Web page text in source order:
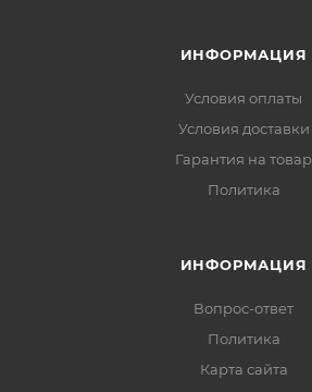
ИНФОРМАЦИЯ
Условия оплаты
Условия доставки
Гарантия на товар
Политика
ИНФОРМАЦИЯ
Вопрос-ответ
Политика
Карта сайта